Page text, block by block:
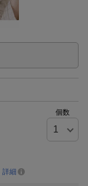
個数
詳細